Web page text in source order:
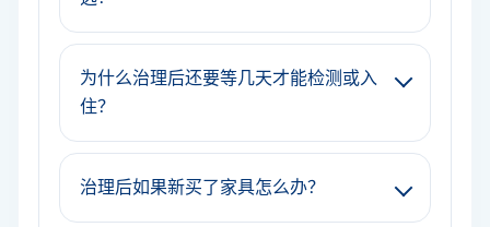
为什么治理后还要等几天才能检测或入
住？
治理后如果新买了家具怎么办？